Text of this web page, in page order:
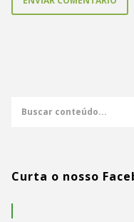
Curta o nosso